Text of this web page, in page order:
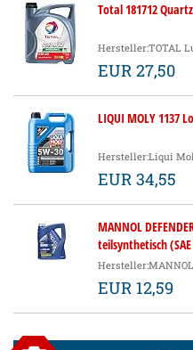
Total 181712
Hersteller:TOTAL
EUR 27,50
LIQUI MOLY 1137
Hersteller:Liqui
EUR 34,55
MANNOL
teilsynthetisch (SAE
229.1; VW 501.00/
Hersteller:MANNOL
EUR 12,59